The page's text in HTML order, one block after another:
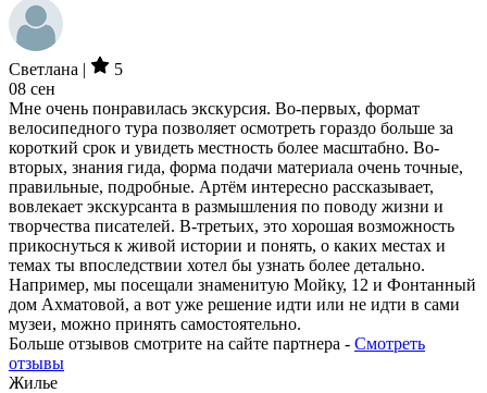
Светлана |
5
08 сен
Мне очень понравилась экскурсия. Во-первых, формат
велосипедного тура позволяет осмотреть гораздо больше за
короткий срок и увидеть местность более масштабно. Во-
вторых, знания гида, форма подачи материала очень точные,
правильные, подробные. Артём интересно рассказывает,
вовлекает экскурсанта в размышления по поводу жизни и
творчества писателей. В-третьих, это хорошая возможность
прикоснуться к живой истории и понять, о каких местах и
темах ты впоследствии хотел бы узнать более детально.
Например, мы посещали знаменитую Мойку, 12 и Фонтанный
дом Ахматовой, а вот уже решение идти или не идти в сами
музеи, можно принять самостоятельно.
Больше отзывов смотрите на сайте партнера - Смотреть
отзывы
Жилье